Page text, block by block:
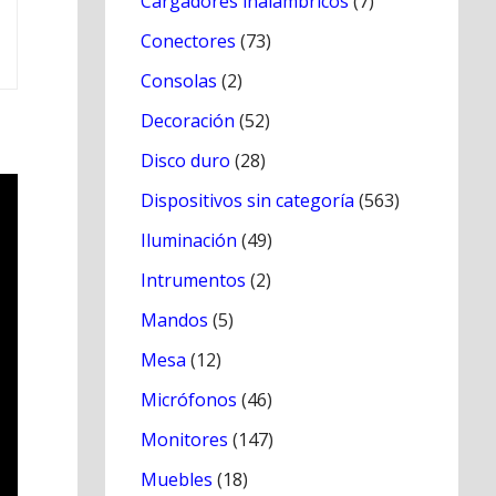
Conectores (73)
Consolas (2)
Decoración (52)
Disco duro (28)
Dispositivos sin categoría (563)
Iluminación (49)
Intrumentos (2)
Mandos (5)
Mesa (12)
Micrófonos (46)
Monitores (147)
Muebles (18)